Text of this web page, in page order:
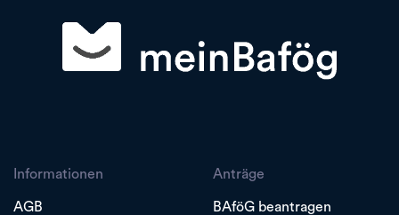
Informationen
AGB
Anträge
BAföG beantragen